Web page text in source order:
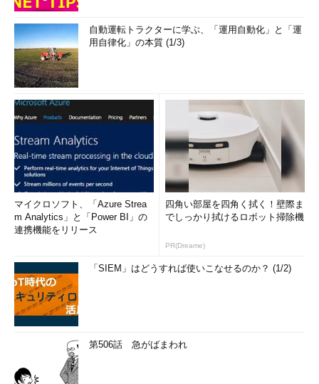
自動運転トラクターに学ぶ、「運用自動化」と「運
用自律化」の本質 (1/3)
マイクロソフト、「Azure Strea
m Analytics」と「Power BI」の
連携機能をリリース
四角い部屋を四角く拭く！壁際ま
でしっかり拭けるロボット掃除機
PR(Dreame)
「SIEM」はどうすれば使いこなせるのか？ (1/2)
第506話 急がばまわれ